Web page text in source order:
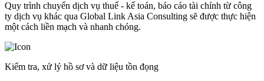
Quy trình chuyển dịch vụ thuế - kế toán, báo cáo tài chính từ công
ty dịch vụ khác qua Global Link Asia Consulting sẽ được thực hiện
một cách liền mạch và nhanh chóng.
Kiểm tra, xử lý hồ sơ và dữ liệu tồn đọng